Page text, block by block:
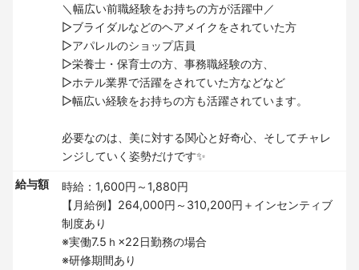
＼幅広い前職経験をお持ちの方が活躍中／
▷ブライダルなどのヘアメイクをされていた方
▷アパレルのショップ店員
▷栄養士・保育士の方、事務職経験の方、
▷ホテル業界で活躍をされていた方などなど
▷幅広い経験をお持ちの方も活躍されています。
必要なのは、美に対する関心と好奇心、そしてチャレ
ンジしていく姿勢だけです✨
給与額
時給：1,600円～1,880円
【月給例】264,000円～310,200円＋インセンティブ
制度あり
※実働7.5ｈ×22日勤務の場合
※研修期間あり